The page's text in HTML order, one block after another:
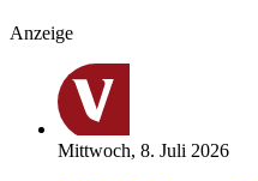
Anzeige
Mittwoch, 8. Juli 2026